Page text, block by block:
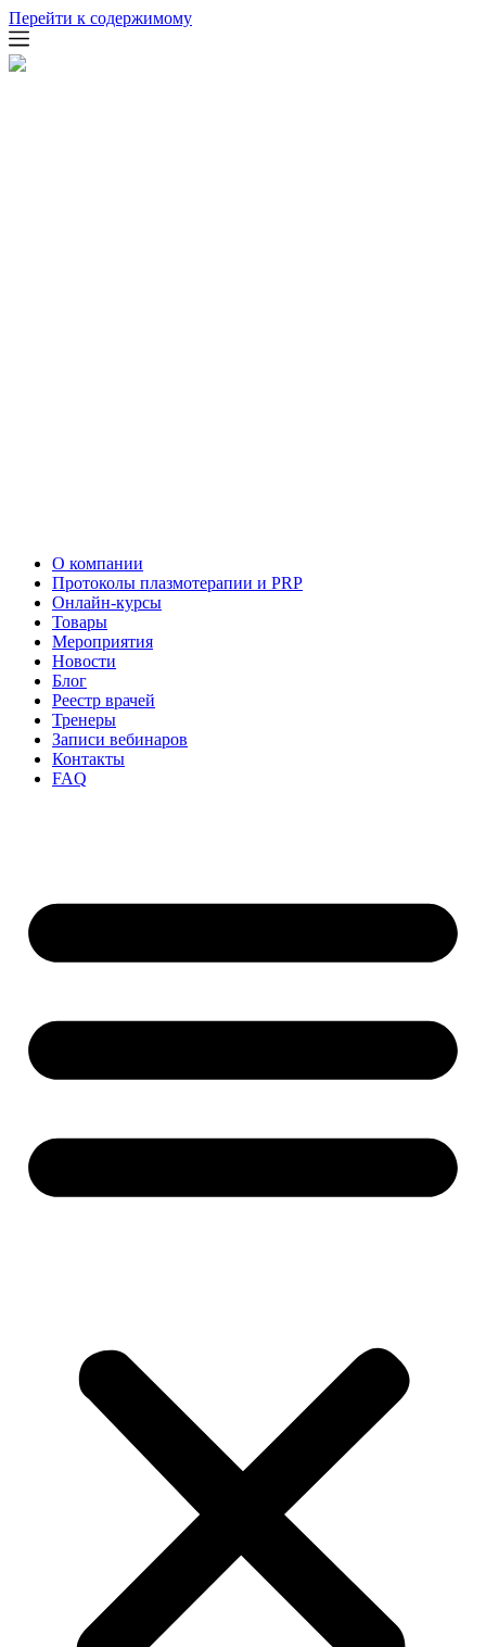
Перейти к содержимому
О компании
Протоколы плазмотерапии и PRP
Онлайн-курсы
Товары
Мероприятия
Новости
Блог
Реестр врачей
Тренеры
Записи вебинаров
Контакты
FAQ